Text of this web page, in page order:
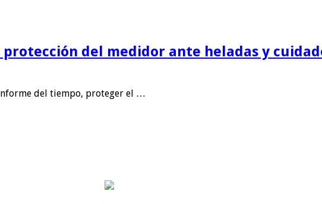
protección del medidor ante heladas y
del tiempo, proteger el …